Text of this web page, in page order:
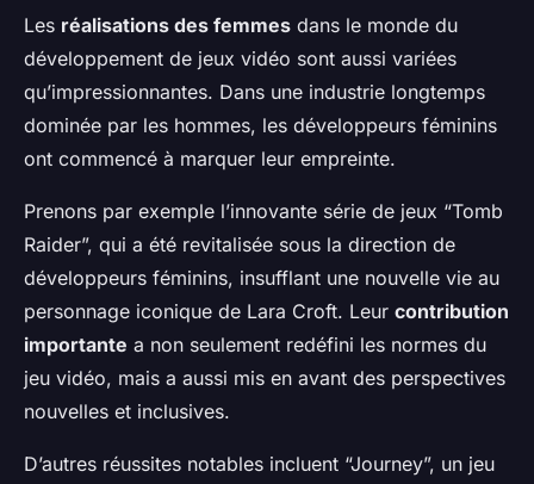
Les réalisations des femmes dans le monde du
développement de jeux vidéo sont aussi variées
qu’impressionnantes. Dans une industrie longtemps
dominée par les hommes, les développeurs féminins
ont commencé à marquer leur empreinte.
Prenons par exemple l’innovante série de jeux “Tomb
Raider”, qui a été revitalisée sous la direction de
développeurs féminins, insufflant une nouvelle vie au
personnage iconique de Lara Croft. Leur contribution
importante a non seulement redéfini les normes du
jeu vidéo, mais a aussi mis en avant des perspectives
nouvelles et inclusives.
D’autres réussites notables incluent “Journey”, un jeu